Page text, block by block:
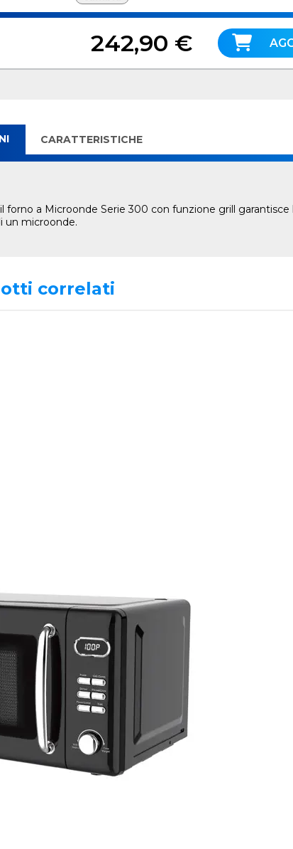
242,90 €
CARATTERISTICHE
a Microonde Serie 300 con funzione grill
un microonde.
correlati